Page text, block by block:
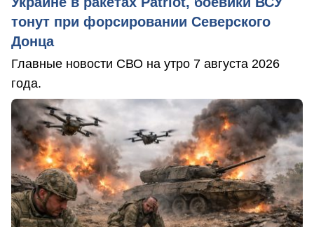
тонут при форсировании Северского
Донца
Главные новости СВО на утро 7 августа 2026
года.